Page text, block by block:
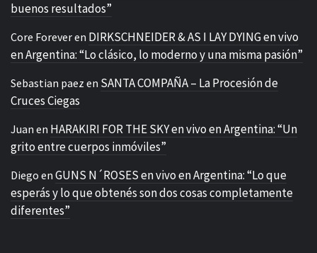
buenos resultados”
Core Foreveren DIRKSCHNEIDER & AS I LAY DYING en vivo
en Argentina: “Lo clásico, lo moderno y una misma pasión”
Sebastian paez en SANTA COMPAÑA – La Procesión de
Cruces Ciegas
Juan en HARAKIRI FOR THE SKY en vivo en Argentina: “Un
grito entre cuerpos inmóviles”
Diego en GUNS N´ROSES en vivo en Argentina: “Lo que
esperás y lo que obtenés son dos cosas completamente
diferentes”